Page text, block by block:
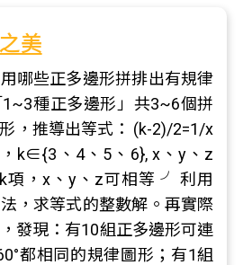
美
哪些正多邊形拼排出有規律
種正多邊形」共3~6個拼
，推導出等式： (k-2)/2=1/x
k∈{3、4、5、6}, x、y、z
，x、y、z可相等 ╯ 利用
，求等式的整數解。再實際
發現：有10組正多邊形可連
都相同的規律圖形；有1組